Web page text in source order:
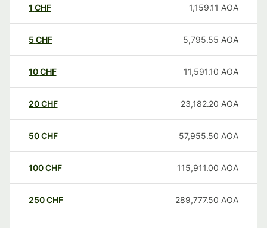
1 CHF 1,159.11 AOA
5 CHF 5,795.55 AOA
10CHF 11,591.10 AOA
20CHF 23,182.20 AOA
50CHF 57,955.50 AOA
100CHF 115,911.00 AOA
250CHF 289,777.50 AOA